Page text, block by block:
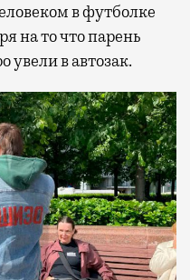
в футболке
на то что парень
увели в автозак.